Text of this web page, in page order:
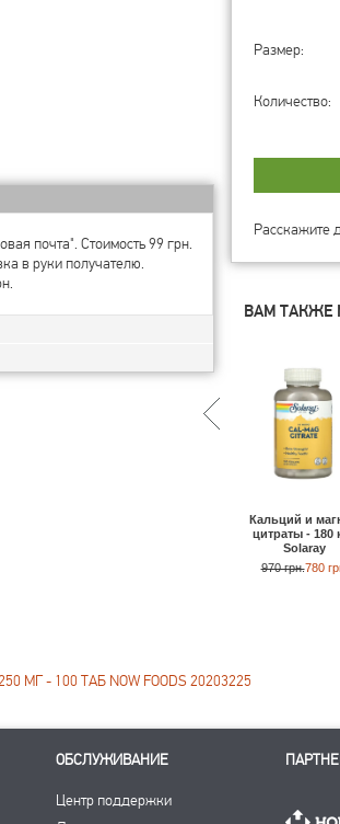
почта". Стоимость 99 грн.
в руки получателю.
Размер:
Количество:
Расскажите
ВАМ ТАКЖЕ
Кальций и
цитраты - 180
Solaray
970 грн.780
МГ - 100 ТАБ NOW FOODS 20203225
ОБСЛУЖИВАНИЕ
Центр поддержки